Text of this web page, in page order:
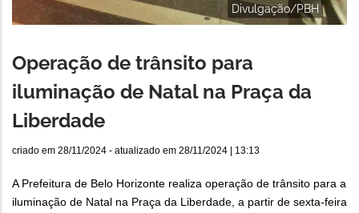
Divulgação/PBH
Operação de trânsito para
iluminação de Natal na Praça da
Liberdade
criado em 28/11/2024 - atualizado em 28/11/2024 | 13:13
A Prefeitura de Belo Horizonte realiza operação de trânsito para a
iluminação de Natal na Praça da Liberdade, a partir de sexta-feira